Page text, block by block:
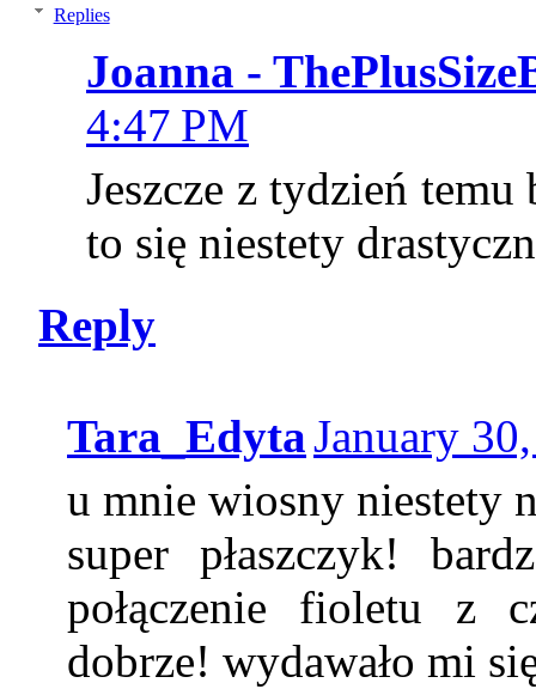
Replies
Joanna -
4:47 PM
Jeszcze z tydzień
to się niestety
Reply
Tara_EdytaJanuary
u mnie wiosny niestety
super płaszczyk!
połączenie fioletu z
dobrze! wydawało mi